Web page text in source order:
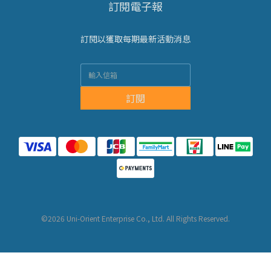
訂閱電子報
訂閱以獲取每期最新活動消息
訂閱
©2026 Uni-Orient Enterprise Co., Ltd. All Rights Reserved.